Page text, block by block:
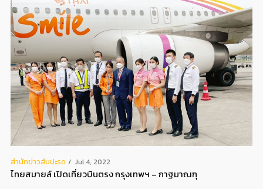
สํานักข่าวสับปะรด Jul 4, 2022
ไทยสมายล์ เปิดเที่ยวบินตรง กรุงเทพฯ – กาฐมาณฑุ